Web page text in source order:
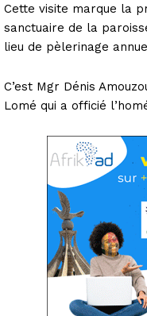
Cette visite marque la
sanctuaire de la
lieu de pèlerinage
C’est Mgr Dénis
Lomé qui a officié